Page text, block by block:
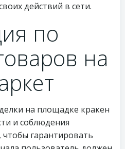
действий в сети.
по
на
на площадке кракен
и соблюдения
гарантировать